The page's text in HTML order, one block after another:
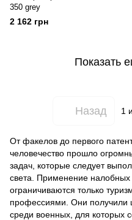
350 grey
2 162 грн
Показать
Назад 1
От факелов до первого
человечество прошло
задач, которые следует
света. Применение
ограничиваются только
профессиями. Они получили
среди военных, для которых